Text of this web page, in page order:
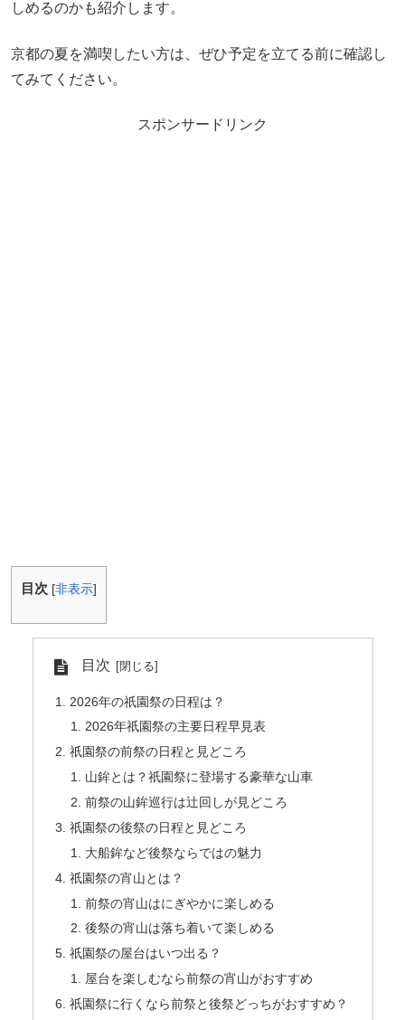
しめるのかも紹介します。
京都の夏を満喫したい方は、ぜひ予定を立てる前に確認し
てみてください。
スポンサードリンク
目次 [非表示]
目次
2026年の祇園祭の日程は？
2026年祇園祭の主要日程早見表
祇園祭の前祭の日程と見どころ
山鉾とは？祇園祭に登場する豪華な山車
前祭の山鉾巡行は辻回しが見どころ
祇園祭の後祭の日程と見どころ
大船鉾など後祭ならではの魅力
祇園祭の宵山とは？
前祭の宵山はにぎやかに楽しめる
後祭の宵山は落ち着いて楽しめる
祇園祭の屋台はいつ出る？
屋台を楽しむなら前祭の宵山がおすすめ
祇園祭に行くなら前祭と後祭どっちがおすすめ？